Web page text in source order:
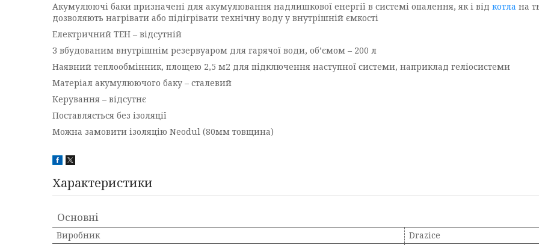
Акумулюючі баки призначені для акумулювання надлишкової енергії в системі опалення, як і від котла на
дозволяють нагрівати або підігрівати технічну воду у внутрішній ємкості
Електричний ТЕН – відсутній
З вбудованим внутрішнім резервуаром для гарячої води, об’ємом – 200 л
Наявний теплообмінник, площею 2,5 м2 для підключення наступної системи, наприклад геліосистеми
Матеріал акумулюючого баку – сталевий
Керування – відсутнє
Поставляється без ізоляції
Можна замовити ізоляцію Neodul (80мм товщина)
Характеристики
Основні
Виробник
Drazice